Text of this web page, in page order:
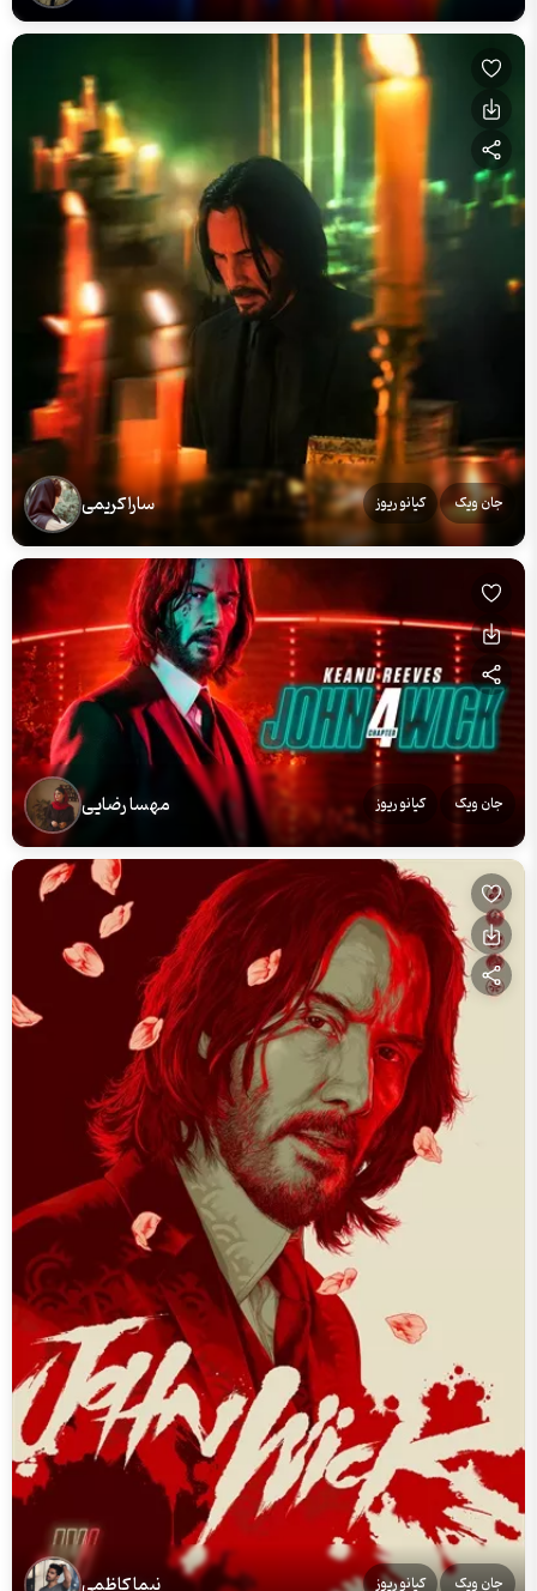
جان ویک کیانو ریوز سارا کریمی
جان ویک کیانو ریوز مهسا رضایی
جان ویک کیانو ریوز